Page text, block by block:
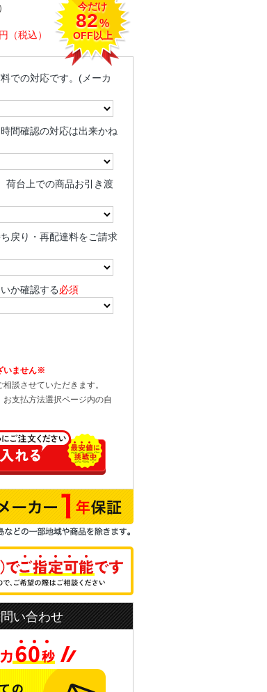
円（税込）
今だけ
82%
OFF以上
での対応です。(メーカ
間確認の対応は出来かね
荷台上での商品お引き渡
戻り・再配達料をご請求
か確認する必須
いません※
談させていただきます。
支払方法選択ページ内の自
い合わせ